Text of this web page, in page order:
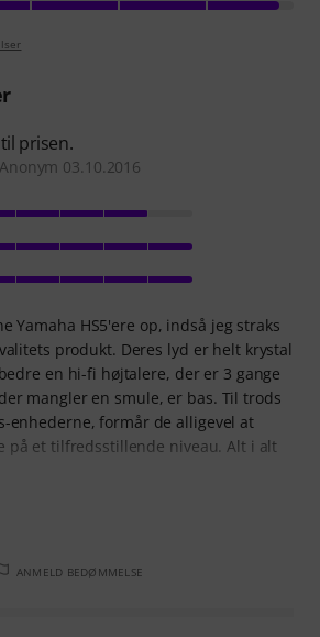
prisen.
Anonym 03.10.2016
Yamaha HS5'ere op, indså jeg straks
produkt. Deres lyd er helt krystal
en hi-fi højtalere, der er 3 gange
mangler en smule, er bas. Til trods
enhederne, formår de alligevel at
på et tilfredsstillende niveau. Alt i alt
ANMELD BEDØMMELSE